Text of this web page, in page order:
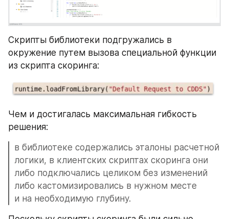
Скрипты библиотеки подгружались в
окружение путем вызова специальной функции
из скрипта скоринга:
Чем и достигалась максимальная гибкость
решения:
в библиотеке содержались эталоны расчетной
логики, в клиентских скриптах скоринга они
либо подключались целиком без изменений
либо кастомизировались в нужном месте
и на необходимую глубину.